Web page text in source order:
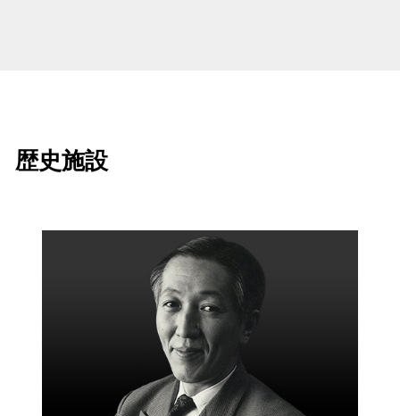
歴史施設